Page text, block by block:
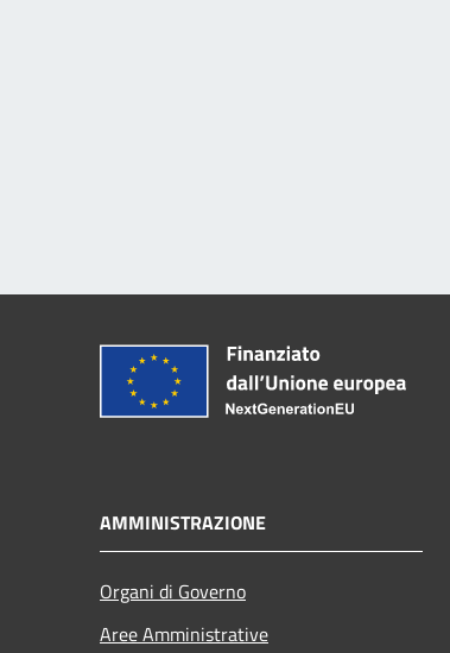
AMMINISTRAZIONE
Organi di Governo
Aree Amministrative